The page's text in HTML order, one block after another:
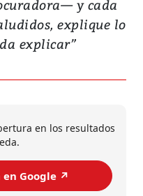
y cada
explique lo
explicar”
en los resultados
en Google ↗️